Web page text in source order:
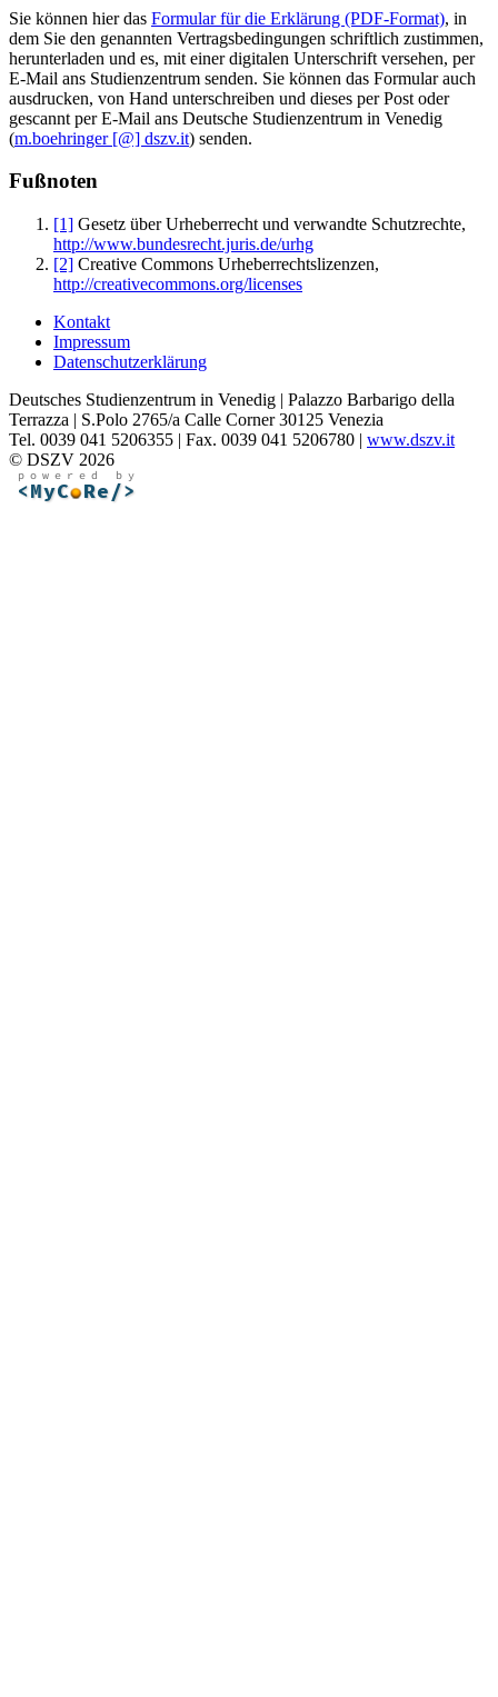
Sie können hier das Formular für die Erklärung (PDF-Format), in
dem Sie den genannten Vertragsbedingungen schriftlich zustimmen,
herunterladen und es, mit einer digitalen Unterschrift versehen, per
E-Mail ans Studienzentrum senden. Sie können das Formular auch
ausdrucken, von Hand unterschreiben und dieses per Post oder
gescannt per E-Mail ans Deutsche Studienzentrum in Venedig
(m.boehringer [@] dszv.it) senden.
Fußnoten
[1] Gesetz über Urheberrecht und verwandte Schutzrechte,
http://www.bundesrecht.juris.de/urhg
[2] Creative Commons Urheberrechtslizenzen,
http://creativecommons.org/licenses
Kontakt
Impressum
Datenschutzerklärung
Deutsches Studienzentrum in Venedig | Palazzo Barbarigo della
Terrazza | S.Polo 2765/a Calle Corner 30125 Venezia
Tel. 0039 041 5206355 | Fax. 0039 041 5206780 | www.dszv.it
© DSZV 2026